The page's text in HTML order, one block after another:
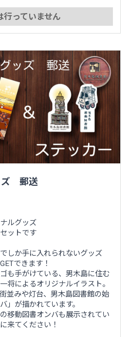
行っていません
ズ 郵送
ルグッズ
ットです
しか手に入れられないグッズ
できます！
も手がけている、男木島に住む
将によるオリジナルイラスト。
並みや灯台、男木島図書館の始
」が描かれています。
移動図書オンバも展示されてい
来てください！